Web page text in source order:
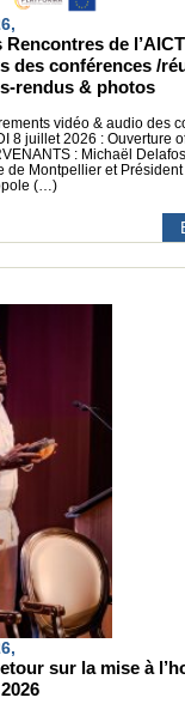
Rencontres de
des conférences /
rendus & photos
vidéo & audio des
8 juillet 2026 : Ouverture
: Michaël
de Montpellier et
(…)
sur la mise à